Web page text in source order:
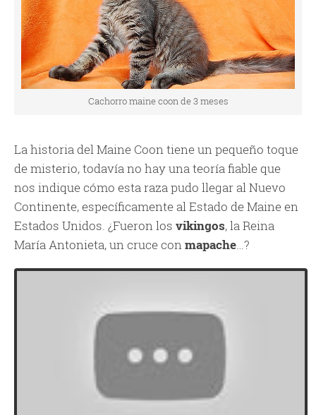
Cachorro maine coon de 3 meses
La historia del Maine Coon tiene un pequeño toque
de misterio, todavía no hay una teoría fiable que
nos indique cómo esta raza pudo llegar al Nuevo
Continente, específicamente al Estado de Maine en
Estados Unidos. ¿Fueron los vikingos, la Reina
María Antonieta, un cruce conmapache…?